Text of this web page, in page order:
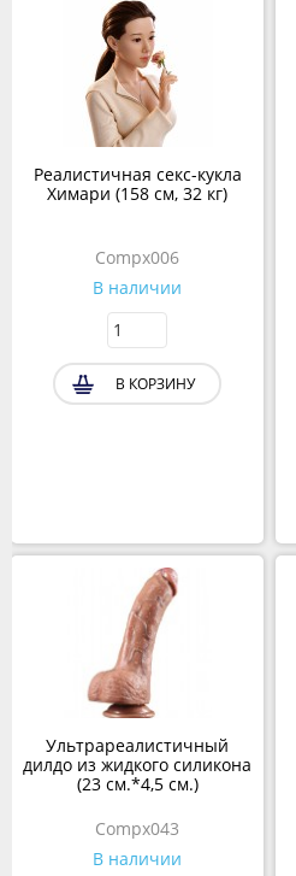
Реалистичная секс-кукла
Химари (158 см, 32 кг)
Compx006
В наличии
В КОРЗИНУ
Ультрареалистичный
дилдо из жидкого силикона
(23 см.*4,5 см.)
Compx043
В наличии